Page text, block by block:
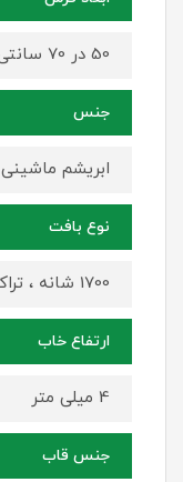
50 در 70 سانتی متر
جنس
ابریشم ماشینی
نوع بافت
1700 شانه ، تراکم 3500
ارتفاع خاب
4 میلی متر
جنس قاب